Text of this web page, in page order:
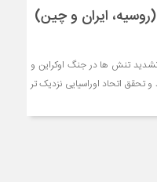
(روسیه، ایران و چین)
تنش ها در جنگ اوکراین و
تحقق اتحاد اوراسیایی نزدیک تر